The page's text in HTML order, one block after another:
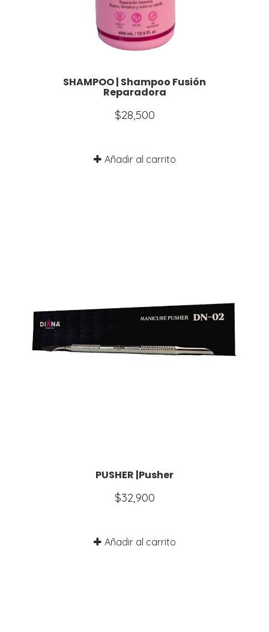
SHAMPOO | Shampoo Fusión
Reparadora
$28,500
Añadir al carrito
PUSHER |Pusher
$32,900
Añadir al carrito